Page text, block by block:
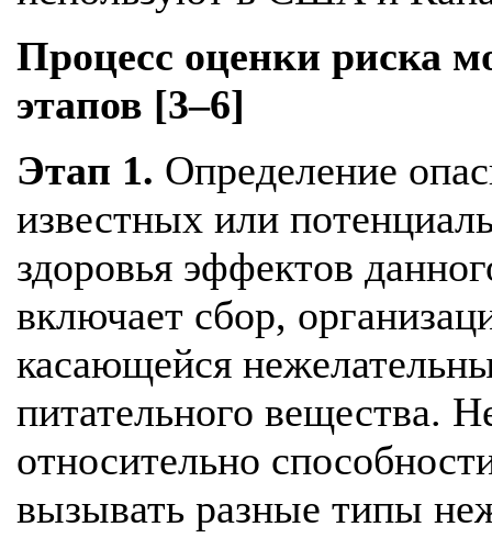
Процесс оценки риска
этапов [3–6]
Этап 1. Определение
известных или
здоровья эффектов
включает сбор,
касающейся
питательного вещества.
относительно
вызывать разные типы